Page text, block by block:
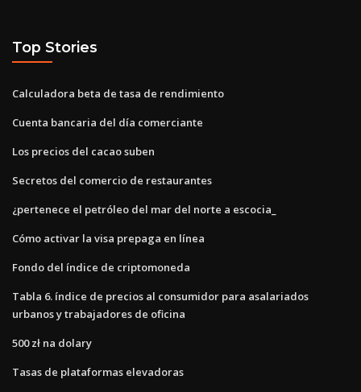
Top Stories
Calculadora beta de tasa de rendimiento
Cuenta bancaria del día comerciante
Los precios del cacao suben
Secretos del comercio de restaurantes
¿pertenece el petróleo del mar del norte a escocia_
Cómo activar la visa prepaga en línea
Fondo del índice de criptomoneda
Tabla 6. índice de precios al consumidor para asalariados
urbanos y trabajadores de oficina
500 zł na dolary
Tasas de plataformas elevadoras